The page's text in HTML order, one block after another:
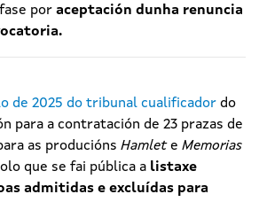
por aceptación dunha renuncia
de 2025 do tribunal cualificador do
para a contratación de 23 prazas de
as producións Hamlete Memorias
que se fai pública a listaxe
admitidas e excluídas para